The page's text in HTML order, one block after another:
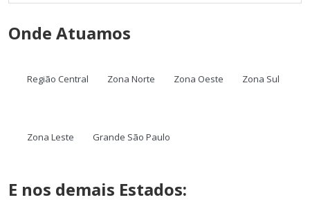
Onde Atuamos
Região Central Zona Norte Zona Oeste Zona Sul
Zona Leste Grande São Paulo
E nos demais Estados: